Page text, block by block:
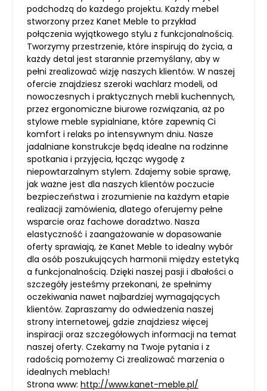
podchodzą do każdego projektu. Każdy mebel
stworzony przez Kanet Meble to przykład
połączenia wyjątkowego stylu z funkcjonalnością.
Tworzymy przestrzenie, które inspirują do życia, a
każdy detal jest starannie przemyślany, aby w
pełni zrealizować wizję naszych klientów. W naszej
ofercie znajdziesz szeroki wachlarz modeli, od
nowoczesnych i praktycznych mebli kuchennych,
przez ergonomiczne biurowe rozwiązania, aż po
stylowe meble sypialniane, które zapewnią Ci
komfort i relaks po intensywnym dniu. Nasze
jadalniane konstrukcje będą idealne na rodzinne
spotkania i przyjęcia, łącząc wygodę z
niepowtarzalnym stylem. Zdajemy sobie sprawę,
jak ważne jest dla naszych klientów poczucie
bezpieczeństwa i zrozumienie na każdym etapie
realizacji zamówienia, dlatego oferujemy pełne
wsparcie oraz fachowe doradztwo. Nasza
elastyczność i zaangażowanie w dopasowanie
oferty sprawiają, że Kanet Meble to idealny wybór
dla osób poszukujących harmonii między estetyką
a funkcjonalnością. Dzięki naszej pasji i dbałości o
szczegóły jesteśmy przekonani, że spełnimy
oczekiwania nawet najbardziej wymagających
klientów. Zapraszamy do odwiedzenia naszej
strony internetowej, gdzie znajdziesz więcej
inspiracji oraz szczegółowych informacji na temat
naszej oferty. Czekamy na Twoje pytania i z
radością pomożemy Ci zrealizować marzenia o
idealnych meblach!
Strona www: http://www.kanet-meble.pl/